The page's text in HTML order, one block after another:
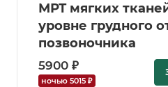
МРТ мягких
уровне грудного
позвоночника
5900 ₽
ночью 5015 ₽